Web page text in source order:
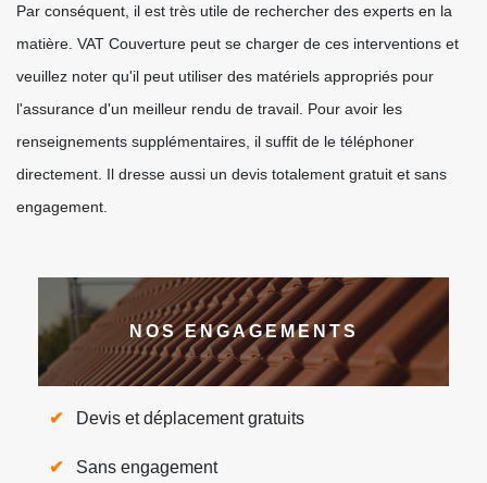
Par conséquent, il est très utile de rechercher des experts en la
matière. VAT Couverture peut se charger de ces interventions et
veuillez noter qu'il peut utiliser des matériels appropriés pour
l'assurance d'un meilleur rendu de travail. Pour avoir les
renseignements supplémentaires, il suffit de le téléphoner
directement. Il dresse aussi un devis totalement gratuit et sans
engagement.
NOS ENGAGEMENTS
Devis et déplacement gratuits
Sans engagement